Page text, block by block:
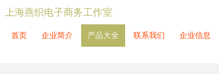
上海燕织电子商务工作室
首页 企业简介 产品大全 联系我们 企业信息